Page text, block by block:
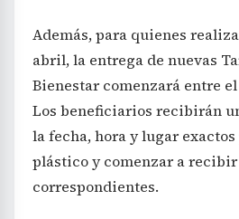
Además, para quienes
abril, la entrega de nuevas
Bienestar comenzará entre el
Los beneficiarios recibirán
la fecha, hora y lugar
plástico y comenzar a
correspondientes.